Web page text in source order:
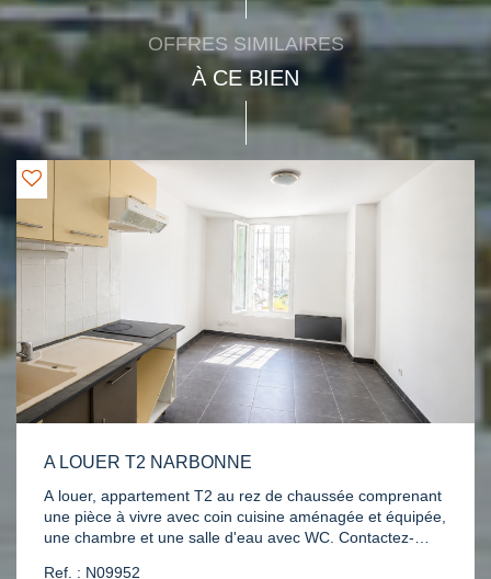
OFFRES SIMILAIRES
À CE BIEN
A LOUER T2 NARBONNE
A louer, appartement T2 au rez de chaussée comprenant
une pièce à vivre avec coin cuisine aménagée et équipée,
une chambre et une salle d'eau avec WC. Contactez-
Ref. : N09952